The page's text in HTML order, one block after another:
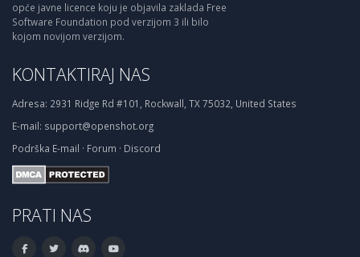
opće javne licence koju je objavila zaklada Free
Software Foundation pod verzijom 3 ili bilo
kojom novijom verzijom.
KONTAKTIRAJ NAS
Adresa: 2931 Ridge Rd #101, Rockwall, TX 75032, United States
E-mail: support@openshot.org
Podrška E-mail · Forum · Discord
PRATI NAS